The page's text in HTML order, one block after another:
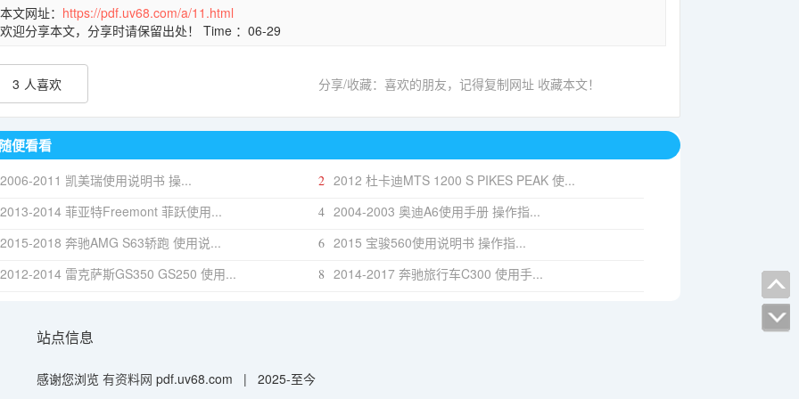
本文网址： https://pdf.uv68.com/a/11.html
欢迎分享本文，分享时请保留出处！ Time ：06-29
3 人喜欢 分享/收藏：喜欢的朋友，记得复制网址 收藏本文！
随便看看
2006-2011 凯美瑞使用说明书 操... 2 2012 杜卡迪MTS 1200 S PIKES PEAK 使...
2013-2014 菲亚特Freemont 菲跃使用... 4 2004-2003 奥迪A6使用手册 操作指...
2015-2018 奔驰AMG S63轿跑 使用说... 6 2015 宝骏560使用说明书 操作指...
2012-2014 雷克萨斯GS350 GS250 使用... 8 2014-2017 奔驰旅行车C300 使用手...
站点信息
感谢您浏览 有资料网 pdf.uv68.com | 2025-至今